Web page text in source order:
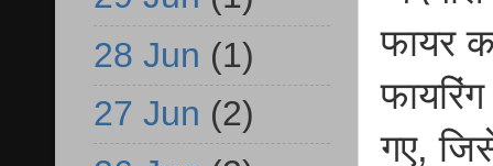
फायर
गए,
28 Jun (1)
27 Jun (2)